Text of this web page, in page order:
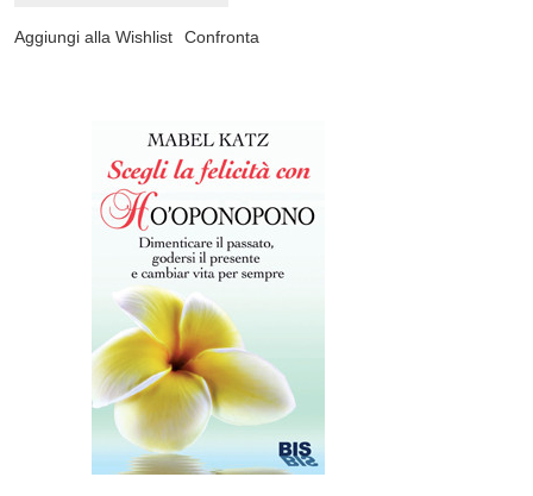
Aggiungi alla Wishlist Confronta